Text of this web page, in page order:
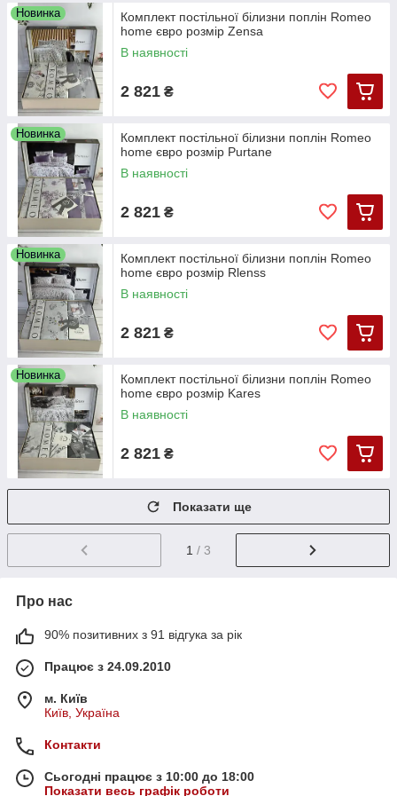
Новинка
Комплект постільної білизни поплін Romeo
home євро розмір Zensa
В наявності
2 821 ₴
Новинка
Комплект постільної білизни поплін Romeo
home євро розмір Purtane
В наявності
2 821 ₴
Новинка
Комплект постільної білизни поплін Romeo
home євро розмір Rlenss
В наявності
2 821 ₴
Новинка
Комплект постільної білизни поплін Romeo
home євро розмір Kares
В наявності
2 821 ₴
Показати ще
1 / 3
Про нас
90% позитивних з 91 відгука за рік
Працює з 24.09.2010
м. Київ
Київ, Україна
Контакти
Сьогодні працює з 10:00 до 18:00
Показати весь графік роботи